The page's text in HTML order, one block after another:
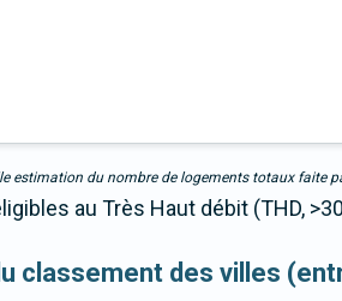
estimation du nombre de logements totaux faite
au Très Haut débit (THD,
classement des villes